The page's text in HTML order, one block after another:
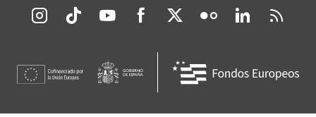
Redes sociales JCCM